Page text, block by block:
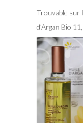
Trouvable sur
d’Argan Bio